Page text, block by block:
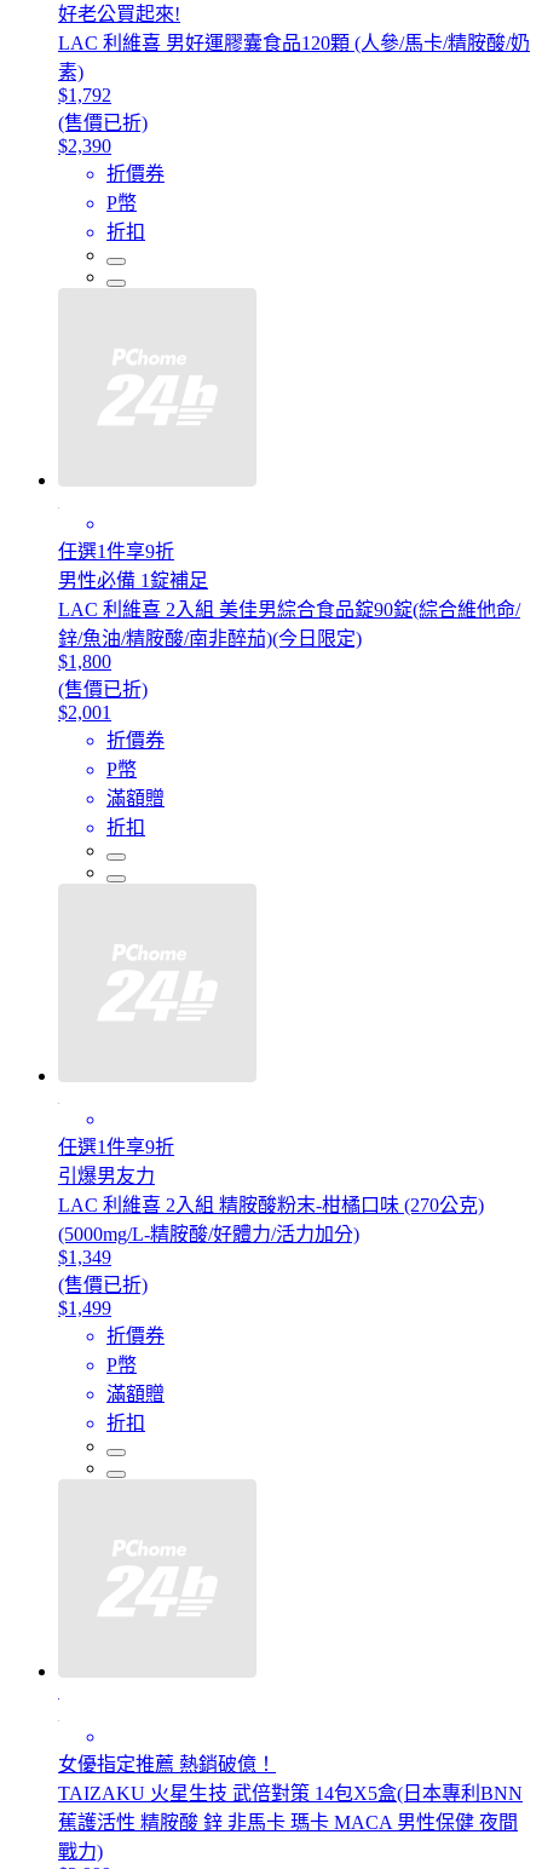
好老公買起來!
LAC 利維喜 男好運膠囊食品120顆 (人參/馬卡/精胺酸/奶
素)
$1,792
(售價已折)
$2,390
折價券
P幣
折扣
任選1件享9折
男性必備 1錠補足
LAC 利維喜 2入組 美佳男綜合食品錠90錠(綜合維他命/
鋅/魚油/精胺酸/南非醉茄)(今日限定)
$1,800
(售價已折)
$2,001
折價券
P幣
滿額贈
折扣
任選1件享9折
引爆男友力
LAC 利維喜 2入組 精胺酸粉末-柑橘口味 (270公克)
(5000mg/L-精胺酸/好體力/活力加分)
$1,349
(售價已折)
$1,499
折價券
P幣
滿額贈
折扣
女優指定推薦 熱銷破億！
TAIZAKU 火星生技 武倍對策 14包X5盒(日本專利BNN
蕉護活性 精胺酸 鋅 非馬卡 瑪卡 MACA 男性保健 夜間
戰力)